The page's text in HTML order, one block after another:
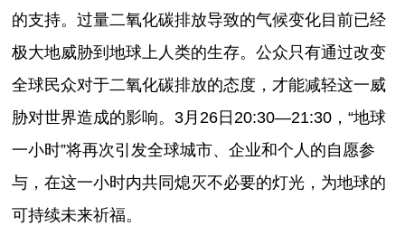
的支持。过量二氧化碳排放导致的气候变化目前已经
极大地威胁到地球上人类的生存。公众只有通过改变
全球民众对于二氧化碳排放的态度，才能减轻这一威
胁对世界造成的影响。3月26日20:30—21:30，“地球
一小时”将再次引发全球城市、企业和个人的自愿参
与，在这一小时内共同熄灭不必要的灯光，为地球的
可持续未来祈福。